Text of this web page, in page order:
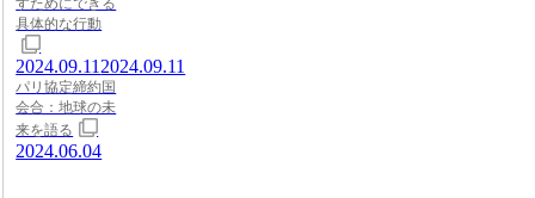
すためにできる
具体的な行動
2024.09.11 2024.09.11
パリ協定締約国
会合：地球の未
来を語る
2024.06.04